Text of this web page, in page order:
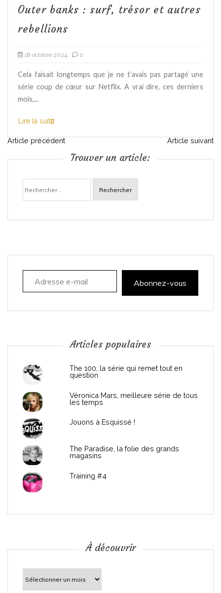
Outer banks : surf, trésor et autres
rebellions
18 octobre 2024 0
Cela faisait longtemps que je ne t’avais pas partagé une
série coup de cœur sur Netflix. A vrai dire, ces derniers
mois,...
Lire la suite
N
i
a
n
c
Article précédent Article suivant
Trouver un article:
Rechercher :
Adresse e-mail
Abonnez-vous
Articles populaires
The 100, la série qui remet tout en
question
Véronica Mars, meilleure série de tous
les temps
Jouons à Esquissé !
The Paradise, la folie des grands
magasins
Training #4
À découvrir
À
découvrir